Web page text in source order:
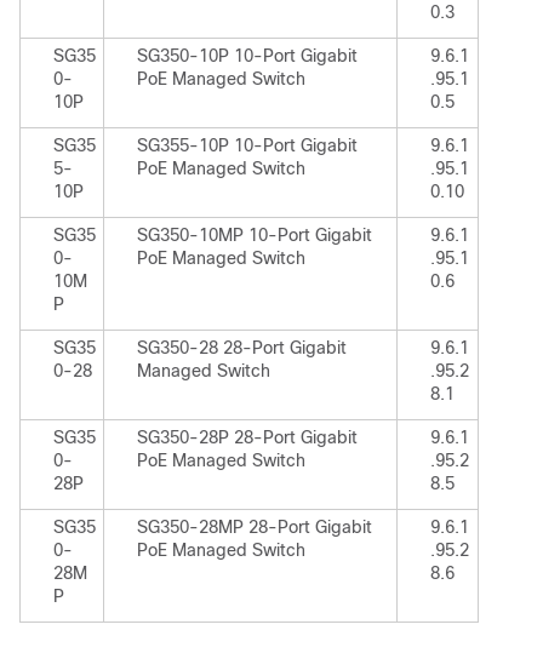
0.3
SG35
0-
10P
SG350-10P 10-Port Gigabit
PoE Managed Switch
9.6.1
.95.1
0.5
SG35
5-
10P
SG355-10P 10-Port Gigabit
PoE Managed Switch
9.6.1
.95.1
0.10
SG35
0-
10M
P
SG350-10MP 10-Port Gigabit
PoE Managed Switch
9.6.1
.95.1
0.6
SG35
0-28
SG350-28 28-Port Gigabit
Managed Switch
9.6.1
.95.2
8.1
SG35
0-
28P
SG350-28P 28-Port Gigabit
PoE Managed Switch
9.6.1
.95.2
8.5
SG35
0-
28M
P
SG350-28MP 28-Port Gigabit
PoE Managed Switch
9.6.1
.95.2
8.6